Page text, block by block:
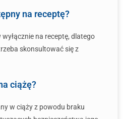
na receptę?
na receptę, dlatego
skonsultować się z
ciążę?
w ciąży z powodu braku